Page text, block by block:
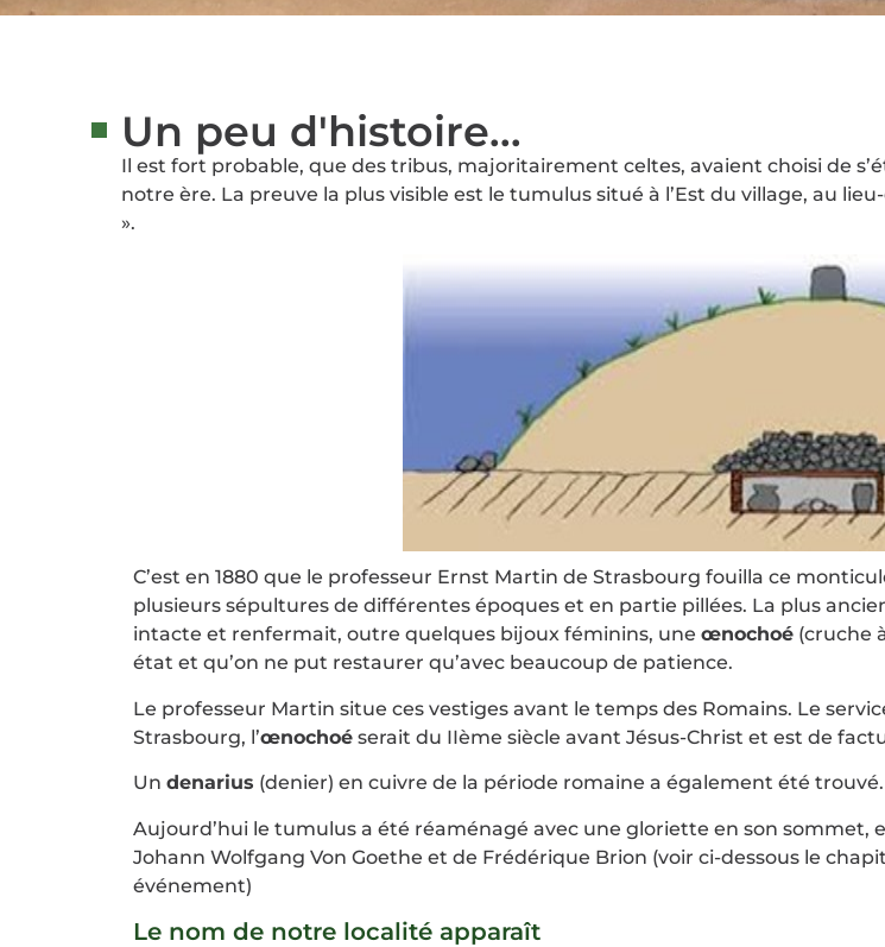
Un peu d'histoire...
Il est fort probable, que des tribus, majoritairement celtes, avaient choisi de
notre ère. La preuve la plus visible est le tumulus situé à l’Est du village, au
».
C’est en 1880 que le professeur Ernst Martin de Strasbourg fouilla ce
plusieurs sépultures de différentes époques et en partie pillées. La plus
intacte et renfermait, outre quelques bijoux féminins, une œnochoé (cruche
état et qu’on ne put restaurer qu’avec beaucoup de patience.
Le professeur Martin situe ces vestiges avant le temps des Romains. Le
Strasbourg, l’œnochoé serait du IIème siècle avant Jésus-Christ et est de
Un denarius (denier) en cuivre de la période romaine a également été trouvé.
Aujourd’hui le tumulus a été réaménagé avec une gloriette en son sommet,
Johann Wolfgang Von Goethe et de Frédérique Brion (voir ci-dessous le
événement)
Le nom de notre localité apparaît